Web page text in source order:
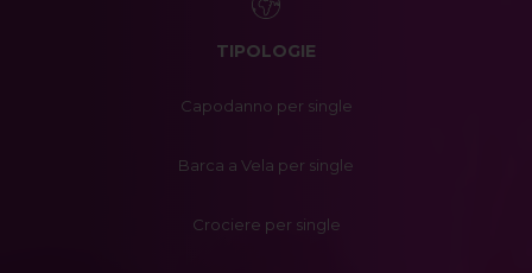
TIPOLOGIE
Capodanno per single
Barca a Vela per single
Crociere per single